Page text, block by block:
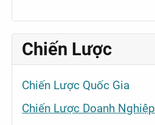
Chiến Lược
Chiến Lược Quốc Gia
Chiến Lược Doanh Nghiệp